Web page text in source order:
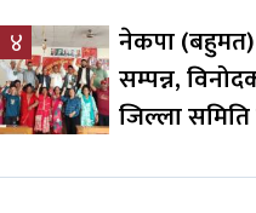
४
नेकपा
सम्पन्न,
जिल्ला